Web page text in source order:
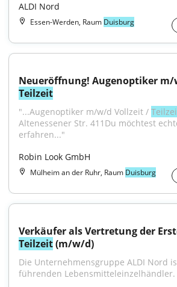
ALDI Nord
Essen-Werden, Raum Duisburg
Teilzeit
"...Augenoptiker m/w/d Vollzeit /
Altenessener Str. 411Du möchtest
erfahren..."
Robin Look GmbH
Mülheim an der Ruhr, Raum Duisburg
Teilzeit (m/w/d)
Die Unternehmensgruppe ALDI Nord
führenden